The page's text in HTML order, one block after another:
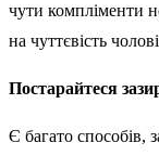
чути компліменти
на чуттєвість
Постарайтеся
Є багато способів,